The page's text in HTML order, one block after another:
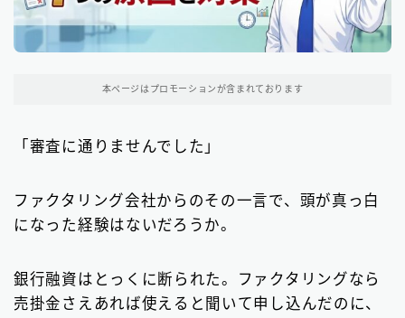
関東地方のファクタリング会社
東京都のファクタリング会社 194
近畿地方のファクタリング会社
九州地方のファクタリング会社
北海道・東北地方のファクタリング会社 7
本ページはプロモーションが含まれております
「審査に通りませんでした」
ファクタリング会社からのその一言で、頭が真っ白
になった経験はないだろうか。
銀行融資はとっくに断られた。ファクタリングなら
売掛金さえあれば使えると聞いて申し込んだのに、